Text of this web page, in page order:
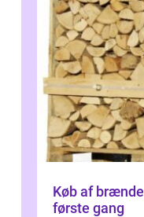
Køb af brænde sådan vælger du rigtigt
første gang